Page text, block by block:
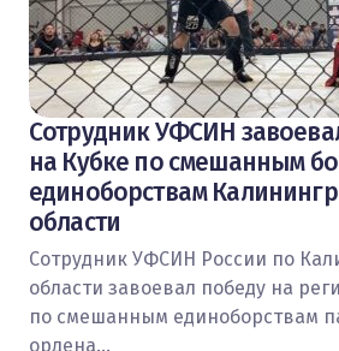
Сотрудник УФСИН
на Кубке по смешанным
единоборствам
области
Сотрудник УФСИН России по
области завоевал победу на
по смешанным единоборствам
ордена…